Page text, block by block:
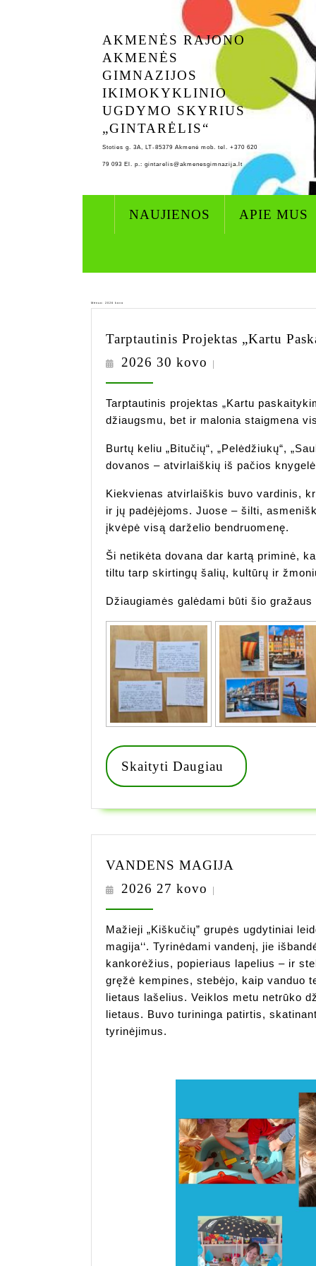
content
AKMENĖS RAJONO
AKMENĖS
GIMNAZIJOS
IKIMOKYKLINIO
UGDYMO SKYRIUS
„GINTARĖLIS“
Stoties g. 3A, LT-85379 Akmenė mob. tel. +370 620
79 093 El. p.: gintarelis@akmenesgimnazija.lt
NAUJIENOS APIE MUS
Mėnuo: 2026 kovo
Tarptautinis Projektas „Kartu
2026 30 kovo 2026
kovo
Tarptautinis projektas „Kartu
džiaugsmu, bet ir malonia staigmena
Burtų keliu „Bitučių“, „Pelėdžiukų“,
dovanos – atvirlaiškių iš pačios
Kiekvienas atvirlaiškis buvo vardinis,
ir jų padėjėjoms. Juose – šilti,
įkvėpė visą darželio bendruomenę.
Ši netikėta dovana dar kartą priminė,
tiltu tarp skirtingų šalių, kultūrų ir
Džiaugiamės galėdami būti šio
Skaityti Daugiau
Skaityti
Daugiau
VANDENS MAGIJA
2026 27 kovo 2026
kovo
Mažieji „Kiškučių” grupės ugdytiniai
magija‘‘. Tyrinėdami vandenį, jie
kankorėžius, popieriaus lapelius – ir
gręžė kempines, stebėjo, kaip vanduo
lietaus lašelius. Veiklos metu netrūko
lietaus. Buvo turininga patirtis,
tyrinėjimus.